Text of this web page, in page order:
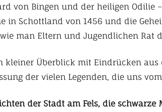
von Bingen und der heiligen
in Schottland von 1456 und die
wie man Eltern und Jugendlichen
kleiner Überblick mit Eindrücken
der vielen Legenden, die uns
der Stadt am Fels, die